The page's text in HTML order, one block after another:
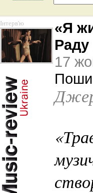
Інтерв'ю
«Я
Раду
17